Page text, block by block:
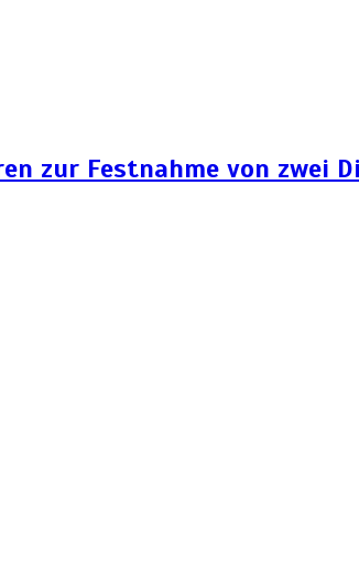
zur Festnahme von zwei